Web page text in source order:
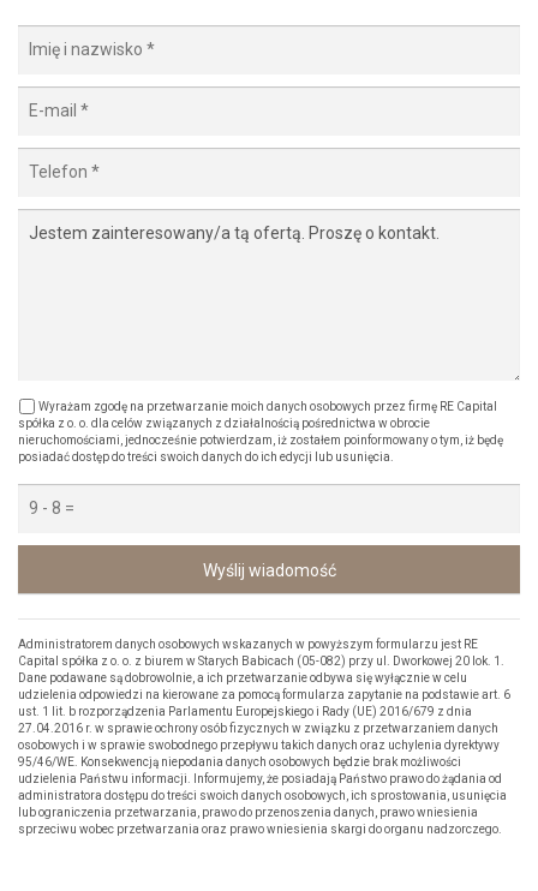
Wyrażam zgodę na przetwarzanie moich danych osobowych przez firmę RE Capital
spółka z o. o. dla celów związanych z działalnością pośrednictwa w obrocie
nieruchomościami, jednocześnie potwierdzam, iż zostałem poinformowany o tym, iż będę
posiadać dostęp do treści swoich danych do ich edycji lub usunięcia.
Wyślij wiadomość
Administratorem danych osobowych wskazanych w powyższym formularzu jest RE
Capital spółka z o. o. z biurem w Starych Babicach (05-082) przy ul. Dworkowej 20 lok. 1.
Dane podawane są dobrowolnie, a ich przetwarzanie odbywa się wyłącznie w celu
udzielenia odpowiedzi na kierowane za pomocą formularza zapytanie na podstawie art. 6
ust. 1 lit. b rozporządzenia Parlamentu Europejskiego i Rady (UE) 2016/679 z dnia
27.04.2016 r. w sprawie ochrony osób fizycznych w związku z przetwarzaniem danych
osobowych i w sprawie swobodnego przepływu takich danych oraz uchylenia dyrektywy
95/46/WE. Konsekwencją niepodania danych osobowych będzie brak możliwości
udzielenia Państwu informacji. Informujemy, że posiadają Państwo prawo do żądania od
administratora dostępu do treści swoich danych osobowych, ich sprostowania, usunięcia
lub ograniczenia przetwarzania, prawo do przenoszenia danych, prawo wniesienia
sprzeciwu wobec przetwarzania oraz prawo wniesienia skargi do organu nadzorczego.